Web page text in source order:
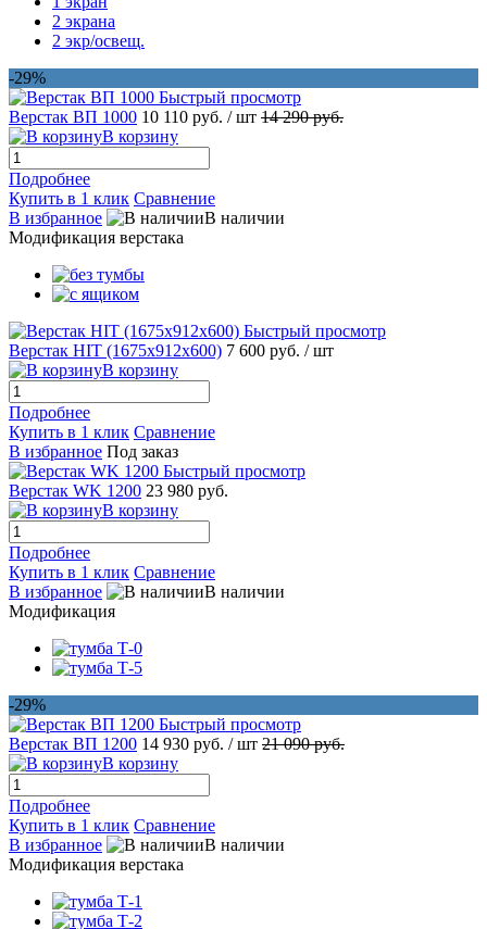
2 экрана
2 экр/освещ.
-29%
Быстрый просмотр
Верстак ВП 1000 10 110 руб. / шт 14 290 руб.
В корзину
Подробнее
Купить в 1 клик Сравнение
В избранное
В наличии
Модификация верстака
Быстрый просмотр
Верстак HIT (1675x912x600) 7 600 руб. / шт
В корзину
Подробнее
Купить в 1 клик Сравнение
В избранное Под заказ
Быстрый просмотр
Верстак WK 1200 23 980 руб.
В корзину
Подробнее
Купить в 1 клик Сравнение
В избранное
В наличии
Модификация
-29%
Быстрый просмотр
Верстак ВП 1200 14 930 руб. / шт 21 090 руб.
В корзину
Подробнее
Купить в 1 клик Сравнение
В избранное
В наличии
Модификация верстака